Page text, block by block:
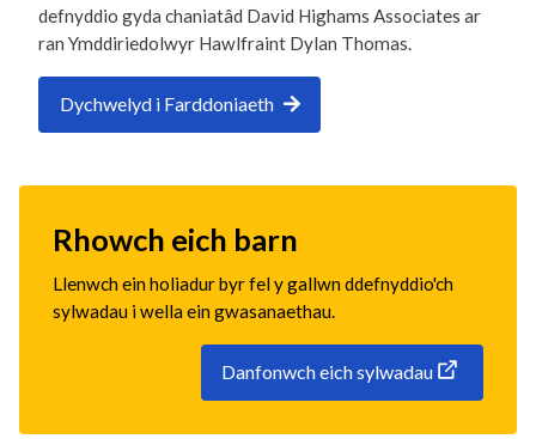
defnyddio gyda chaniatâd David Highams Associates ar
ran Ymddiriedolwyr Hawlfraint Dylan Thomas.
Dychwelyd i Farddoniaeth
Rhowch eich barn
Llenwch ein holiadur byr fel y gallwn ddefnyddio'ch
sylwadau i wella ein gwasanaethau.
Danfonwch eich sylwadau